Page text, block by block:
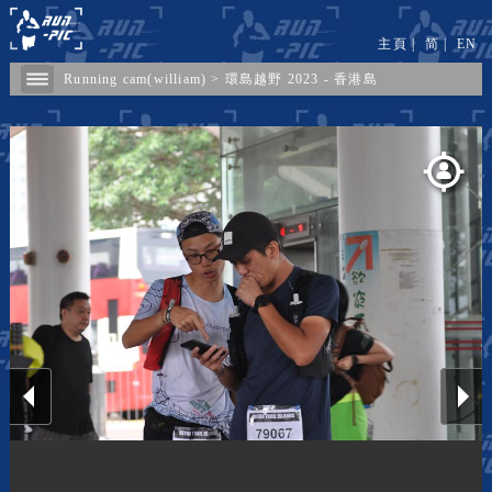
Running cam(william) > 環島越野 2023 - 香港島
主頁 | 简| EN